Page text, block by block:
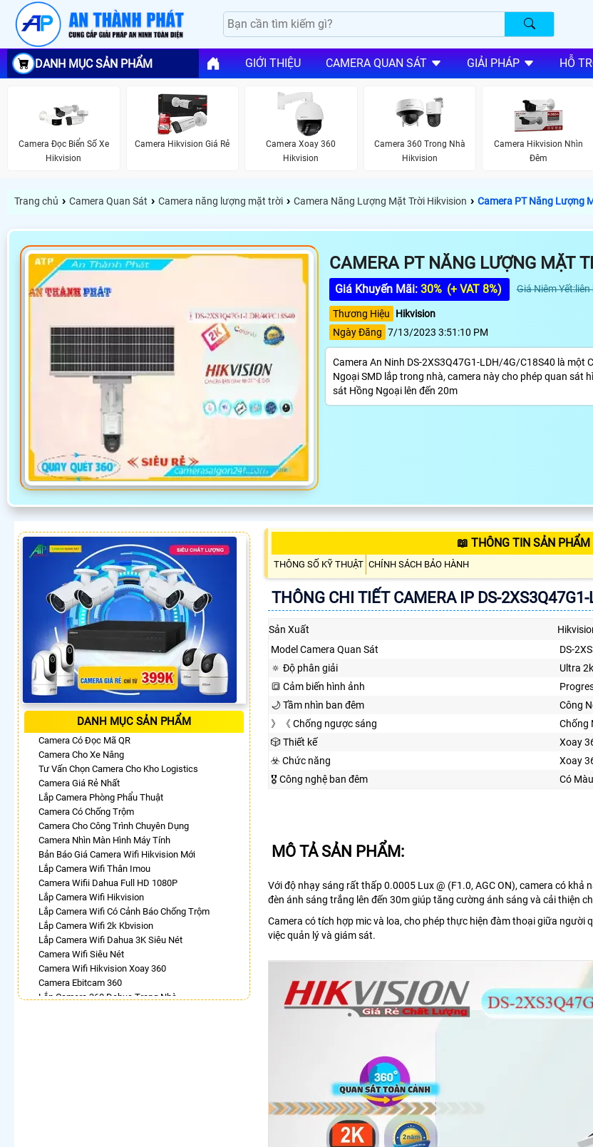
DANH MỤC SẢN PHẨM GIỚI THIỆU CAMERA QUAN SÁT GIẢI PHÁP HỖ
Camera Đọc Biển Số Xe
Hikvision
Camera Hikvision Giá Rẻ
Camera Xoay 360
Hikvision
Camera 360 Trong Nhà
Hikvision
Camera Hikvision Nhìn
Đêm
Trang chủ › Camera Quan Sát › Camera năng lượng mặt trời › Camera Năng Lượng Mặt Trời Hikvision › Camera PT Năng Lượng
CAMERA PT NĂNG LƯỢNG MẶT
Giá Khuyến Mãi: 30% (+ VAT 8%) Giá Niêm Yết:liên
Thương Hiệu
Hikvision
Ngày Đăng 7/13/2023 3:51:10 PM
Camera An Ninh DS-2XS3Q47G1-LDH/4G/C18S40 là
Ngoại SMD lắp trong nhà, camera này cho phép quan sát
sát Hồng Ngoại lên đến 20m
DANH MỤC SẢN PHẨM
Camera Có Đọc Mã QR
Camera Cho Xe Nâng
Tư Vấn Chọn Camera Cho Kho Logistics
Camera Giá Rẻ Nhất
Lắp Camera Phòng Phẩu Thuật
Camera Có Chống Trộm
Camera Cho Công Trình Chuyên Dụng
Camera Nhìn Màn Hình Máy Tính
Bản Báo Giá Camera Wifi Hikvision Mới
Lắp Camera Wifi Thân Imou
Camera Wifii Dahua Full HD 1080P
Lắp Camera Wifi Hikvision
Lắp Camera Wifi Có Cảnh Báo Chống Trộm
Lắp Camera Wifi 2k Kbvision
Lắp Camera Wifi Dahua 3K Siêu Nét
Camera Wifi Siêu Nét
Camera Wifi Hikvision Xoay 360
Camera Ebitcam 360
Lắp Camera 360 Dahua Trong Nhà
📖 THÔNG TIN SẢN
THÔNG SỐ KỸ THUẬT CHÍNH SÁCH BẢO HÀNH
THÔNG CHI TIẾT CAMERA IP DS-
Sản Xuất
Model Camera Quan Sát
DS-
🔅 Độ phân giải
Ultra
🔳 Cảm biến hình ảnh
🌙 Tầm nhìn ban đêm
Công
》《 Chống ngược sáng
Chống
🎲 Thiết kế
Xoay
☣️ Chức năng
Xoay
🎖️ Công nghệ ban đêm
Có
MÔ TẢ SẢN PHẨM:
Với độ nhạy sáng rất thấp 0.0005 Lux @ (F1.0, AGC ON), camera có
đèn ánh sáng trắng lên đến 30m giúp tăng cường ánh sáng và cải thiện
Camera có tích hợp mic và loa, cho phép thực hiện đàm thoại giữa
việc quản lý và giám sát.